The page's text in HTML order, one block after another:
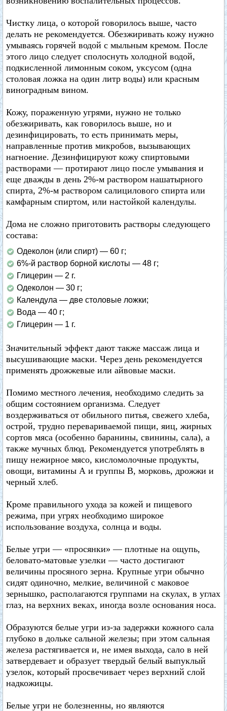
Чистку лица, о которой говорилось выше, часто
делать не рекомендуется. Обезжиривать кожу нужно
умываясь горячей водой с мыльным кремом. После
этого лицо следует сполоснуть холодной водой,
подкисленной лимонным соком, уксусом (одна
столовая ложка на один литр воды) или красным
виноградным вином.
Кожу, пораженную угрями, нужно не только
обезжиривать, как говорилось выше, но и
дезинфицировать, то есть принимать меры,
направленные против микробов, вызывающих
нагноение. Дезинфицируют кожу спиртовыми
растворами — протирают лицо после умывания и
еще дважды в день 2%-м раствором нашатырного
спирта, 2%-м раствором салицилового спирта или
камфарным спиртом, или настойкой календулы.
Дома не сложно приготовить растворы следующего
состава:
Одеколон (или спирт) — 60 г;
6%-й раствор борной кислоты — 48 г;
Глицерин — 2 г.
Одеколон — 30 г;
Календула — две столовые ложки;
Вода — 40 г;
Глицерин — 1 г.
Значительный эффект дают также массаж лица и
высушивающие маски. Через день рекомендуется
применять дрожжевые или айвовые маски.
Помимо местного лечения, необходимо следить за
общим состоянием организма. Следует
воздерживаться от обильного питья, свежего хлеба,
острой, трудно перевариваемой пищи, яиц, жирных
сортов мяса (особенно баранины, свинины, сала), а
также мучных блюд. Рекомендуется употреблять в
пищу нежирное мясо, кисломолочные продукты,
овощи, витамины А и группы В, морковь, дрожжи и
черный хлеб.
Кроме правильного ухода за кожей и пищевого
режима, при угрях необходимо широкое
использование воздуха, солнца и воды.
Белые угри — «просянки» — плотные на ощупь,
беловато-матовые узелки — часто достигают
величины просяного зерна. Крупные угри обычно
сидят одиночно, мелкие, величиной с маковое
зернышко, располагаются группами на скулах, в углах
глаз, на верхних веках, иногда возле основания носа.
Образуются белые угри из-за задержки кожного сала
глубоко в дольке сальной железы; при этом сальная
железа растягивается и, не имея выхода, сало в ней
затвердевает и образует твердый белый выпуклый
узелок, который просвечивает через верхний слой
надкожицы.
Белые угри не болезненны, но являются